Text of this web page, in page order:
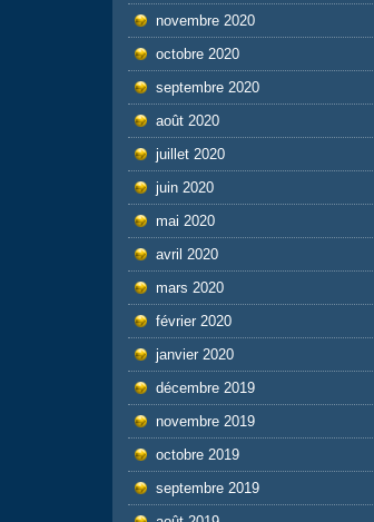
novembre 2020
octobre 2020
septembre 2020
août 2020
juillet 2020
juin 2020
mai 2020
avril 2020
mars 2020
février 2020
janvier 2020
décembre 2019
novembre 2019
octobre 2019
septembre 2019